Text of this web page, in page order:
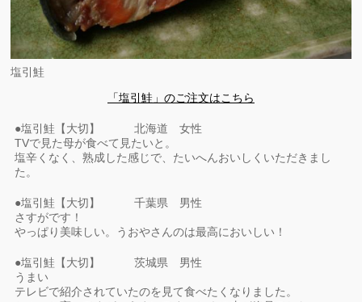
塩引鮭
「塩引鮭」のご注文はこちら
●塩引鮭【大切】 北海道 女性
TVで見た母が食べて見たいと。
塩辛くなく、熟成した感じで、たいへんおいしくいただきまし
た。
●塩引鮭【大切】 千葉県 男性
さすがです！
やっぱり美味しい。うおやさんのは最高においしい！
●塩引鮭【大切】 茨城県 男性
うまい
テレビで紹介されていたのを見て食べたくなりました。